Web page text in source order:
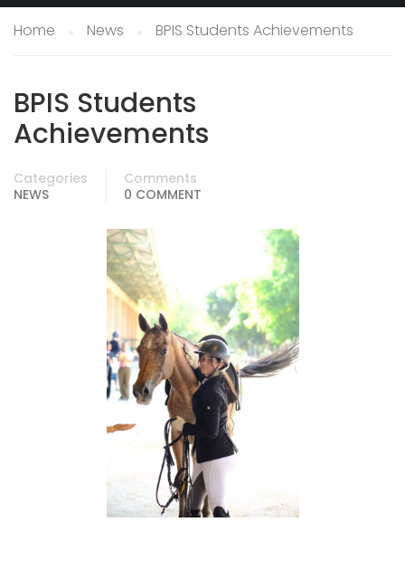
Home News BPIS Students Achievements
BPIS Students
Achievements
Categories
NEWS
Comments
0 COMMENT